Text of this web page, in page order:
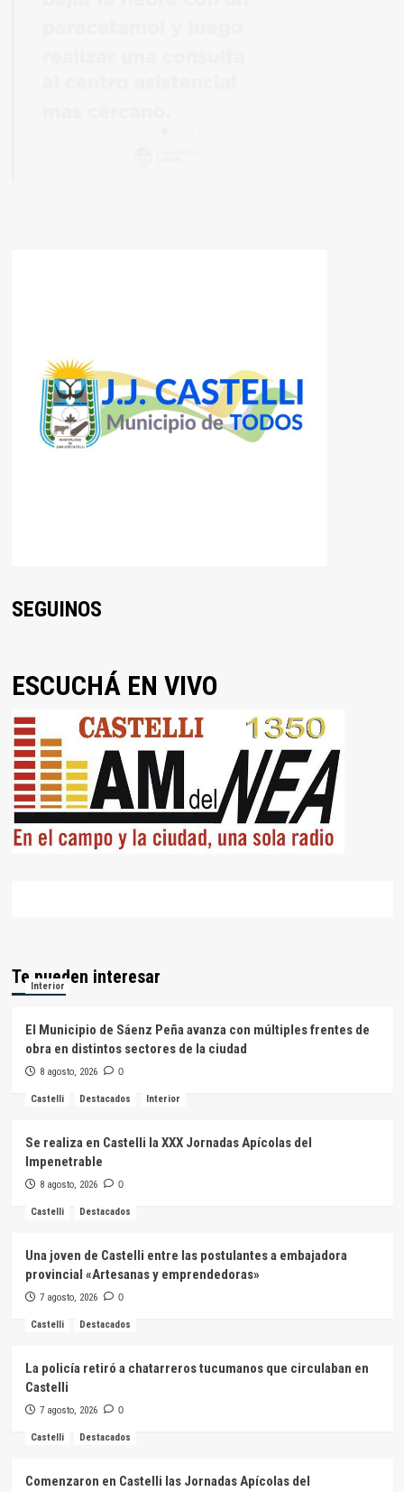
SEGUINOS
ESCUCHÁ EN VIVO
Te pueden interesar
Interior
El Municipio de Sáenz Peña avanza con múltiples frentes de
obra en distintos sectores de la ciudad
8 agosto, 2026 0
Castelli Destacados Interior
Se realiza en Castelli la XXX Jornadas Apícolas del
Impenetrable
8 agosto, 2026 0
Castelli Destacados
Una joven de Castelli entre las postulantes a embajadora
provincial «Artesanas y emprendedoras»
7 agosto, 2026 0
Castelli Destacados
La policía retiró a chatarreros tucumanos que circulaban en
Castelli
7 agosto, 2026 0
Castelli Destacados
Comenzaron en Castelli las Jornadas Apícolas del